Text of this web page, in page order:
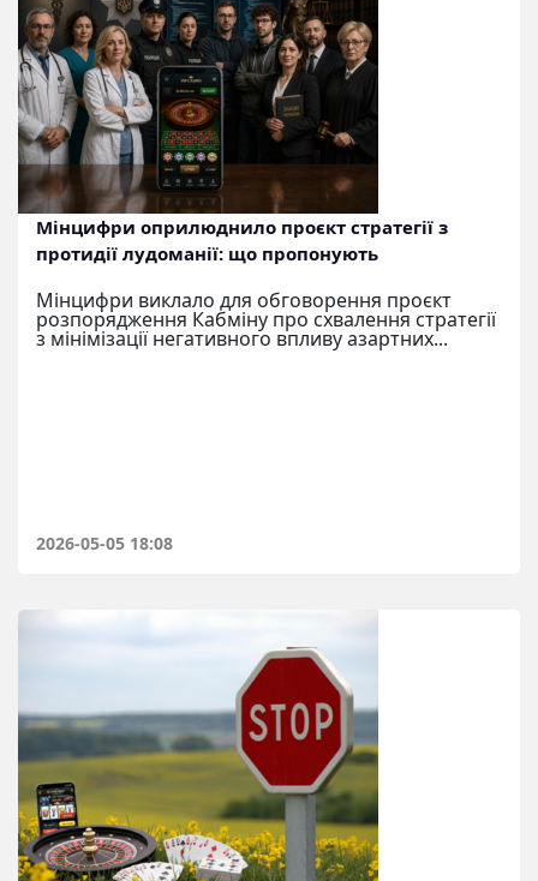
Мінцифри оприлюднило проєкт стратегії з
протидії лудоманії: що пропонують
Мінцифри виклало для обговорення проєкт
розпорядження Кабміну про схвалення стратегії
з мінімізації негативного впливу азартних...
2026-05-05 18:08